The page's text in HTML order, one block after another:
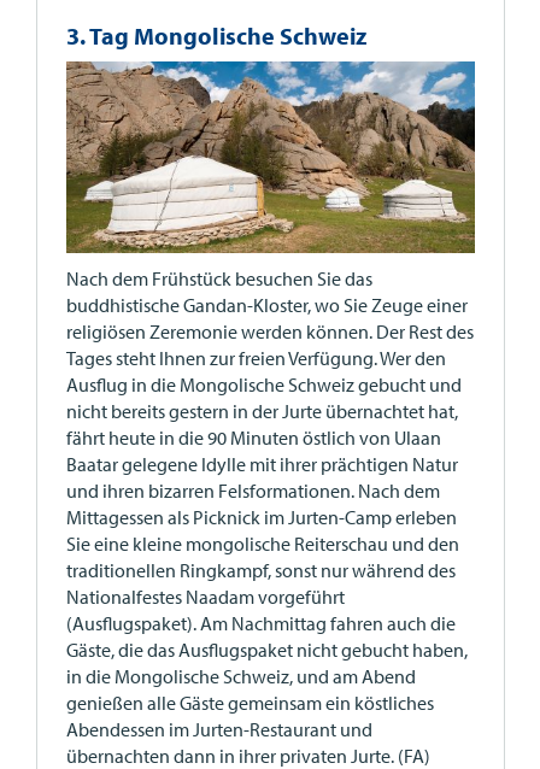
3. Tag Mongolische Schweiz
Nach dem Frühstück besuchen Sie das
buddhistische Gandan-Kloster, wo Sie Zeuge einer
religiösen Zeremonie werden können. Der Rest des
Tages steht Ihnen zur freien Verfügung. Wer den
Ausflug in die Mongolische Schweiz gebucht und
nicht bereits gestern in der Jurte übernachtet hat,
fährt heute in die 90 Minuten östlich von Ulaan
Baatar gelegene Idylle mit ihrer prächtigen Natur
und ihren bizarren Felsformationen. Nach dem
Mittagessen als Picknick im Jurten-Camp erleben
Sie eine kleine mongolische Reiterschau und den
traditionellen Ringkampf, sonst nur während des
Nationalfestes Naadam vorgeführt
(Ausflugspaket). Am Nachmittag fahren auch die
Gäste, die das Ausflugspaket nicht gebucht haben,
in die Mongolische Schweiz, und am Abend
genießen alle Gäste gemeinsam ein köstliches
Abendessen im Jurten-Restaurant und
übernachten dann in ihrer privaten Jurte. (FA)